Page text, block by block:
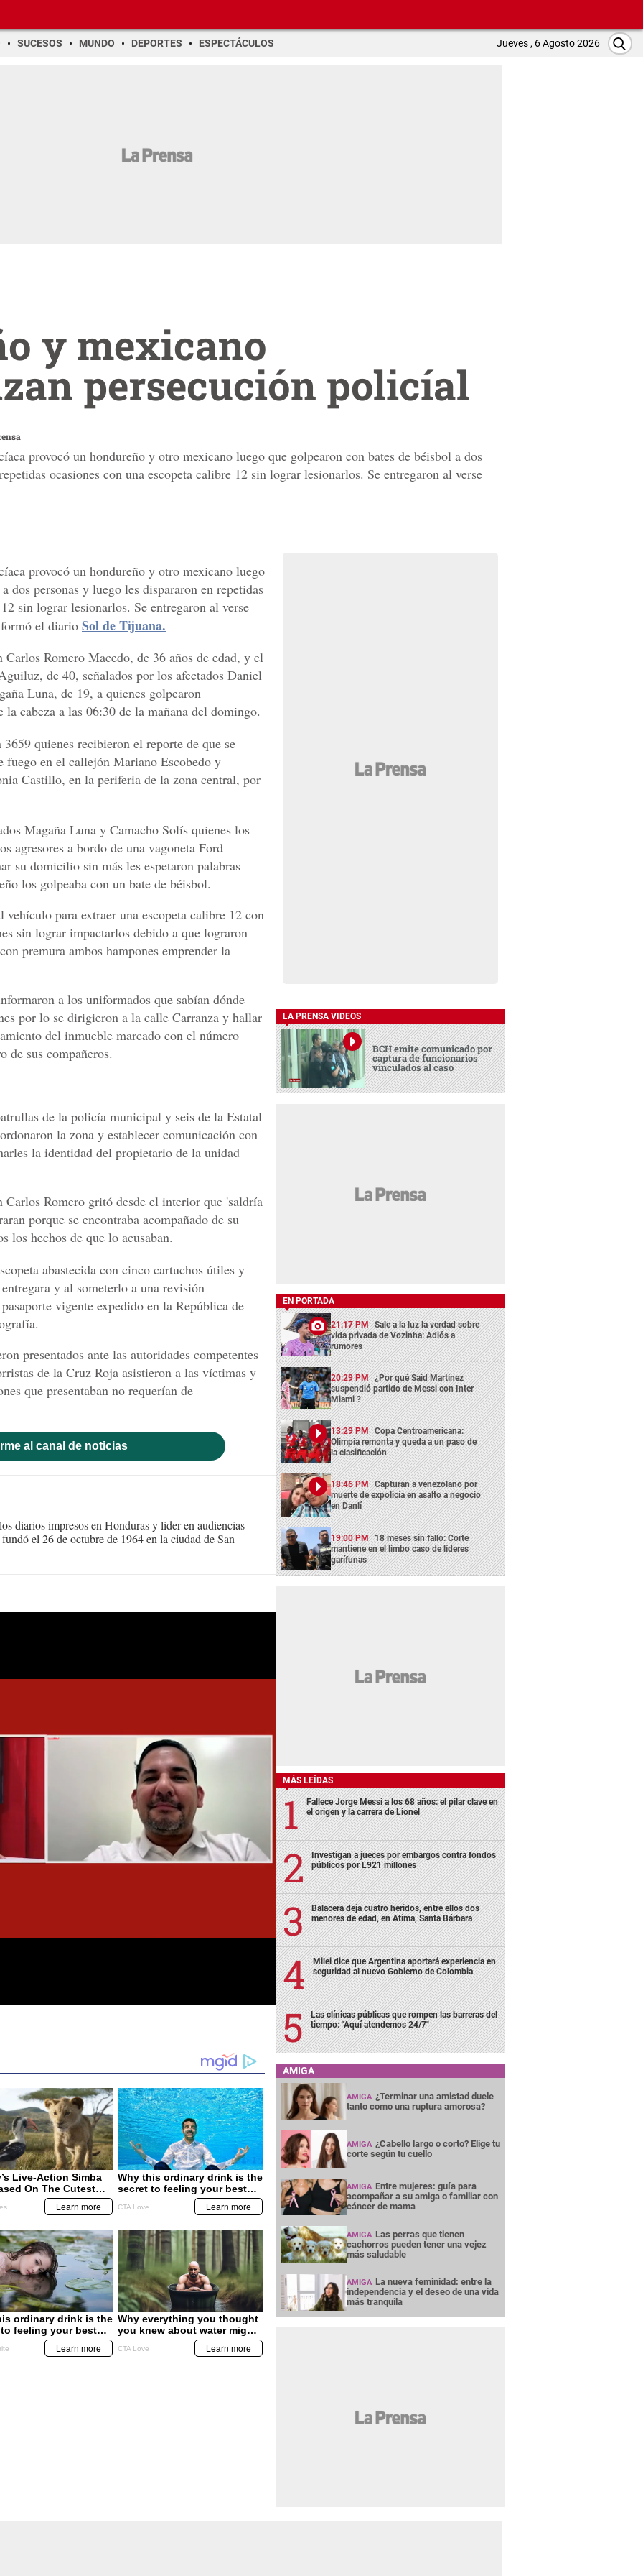
SUCESOS MUNDO DEPORTES ESPECTÁCULOS Jueves , 6 Agosto 2026
y mexicano
persecución policíal
provocó un hondureño y otro mexicano luego que golpearon con bates de béisbol a dos
ocasiones con una escopeta calibre 12 sin lograr lesionarlos. Se entregaron al verse
provocó un hondureño y otro mexicano luego
dos personas y luego les dispararon en repetidas
sin lograr lesionarlos. Se entregaron al verse
el diario Sol de Tijuana.
Romero Macedo, de 36 años de edad, y el
de 40, señalados por los afectados Daniel
Luna, de 19, a quienes golpearon
la cabeza a las 06:30 de la mañana del domingo.
quienes recibieron el reporte de que se
fuego en el callejón Mariano Escobedo y
Castillo, en la periferia de la zona central, por
Magaña Luna y Camacho Solís quienes los
agresores a bordo de una vagoneta Ford
su domicilio sin más les espetaron palabras
los golpeaba con un bate de béisbol.
para extraer una escopeta calibre 12 con
sin lograr impactarlos debido a que lograron
premura ambos hampones emprender la
a los uniformados que sabían dónde
por lo se dirigieron a la calle Carranza y hallar
del inmueble marcado con el número
de sus compañeros.
de la policía municipal y seis de la Estatal
la zona y establecer comunicación con
la identidad del propietario de la unidad
Carlos Romero gritó desde el interior que 'saldría
porque se encontraba acompañado de su
los hechos de que lo acusaban.
abastecida con cinco cartuchos útiles y
y al someterlo a una revisión
vigente expedido en la República de
presentados ante las autoridades competentes
de la Cruz Roja asistieron a las víctimas y
que presentaban no requerían de
al canal de noticias
diarios impresos en Honduras y líder en audiencias
el 26 de octubre de 1964 en la ciudad de San
LA PRENSA VIDEOS
BCH emite comunicado por
captura de funcionarios
vinculados al caso
EN PORTADA
21:17 PM Sale a la luz la verdad sobre
vida privada de Vozinha: Adiós a
rumores
20:29 PM ¿Por qué Said Martínez
suspendió partido de Messi con Inter
Miami ?
13:29 PM Copa Centroamericana:
Olimpia remonta y queda a un paso de
la clasificación
18:46 PM Capturan a venezolano por
muerte de expolicía en asalto a negocio
en Danlí
19:00 PM 18 meses sin fallo: Corte
mantiene en el limbo caso de líderes
garífunas
MÁS LEÍDAS
Fallece Jorge Messi a los 68 años: el pilar clave en
el origen y la carrera de Lionel
Investigan a jueces por embargos contra fondos
públicos por L921 millones
Balacera deja cuatro heridos, entre ellos dos
menores de edad, en Atima, Santa Bárbara
Milei dice que Argentina aportará experiencia en
seguridad al nuevo Gobierno de Colombia
Las clínicas públicas que rompen las barreras del
tiempo: "Aquí atendemos 24/7"
AMIGA
AMIGA ¿Terminar una amistad duele
tanto como una ruptura amorosa?
AMIGA ¿Cabello largo o corto? Elige tu
corte según tu cuello
AMIGA Entre mujeres: guía para
acompañar a su amiga o familiar con
cáncer de mama
AMIGA Las perras que tienen
cachorros pueden tener una vejez
más saludable
AMIGA La nueva feminidad: entre la
independencia y el deseo de una vida
más tranquila